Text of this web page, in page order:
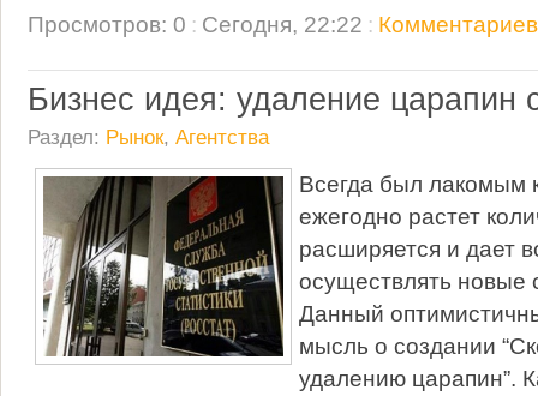
Просмотров: 0 : Сегодня, 22:22 :
Бизнес идея: удаление царапин
Раздел: Рынок, Агентства
Всегда был лакомым
ежегодно растет
расширяется и дает
осуществлять новые
Данный
мысль о создании
удалению царапин”.